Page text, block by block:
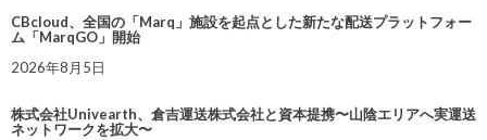
CBcloud、全国の「Marq」施設を起点とした新たな配送プラットフォー
ム「MarqGO」開始
2026年8月5日
株式会社Univearth、倉吉運送株式会社と資本提携〜山陰エリアへ実運送
ネットワークを拡大〜